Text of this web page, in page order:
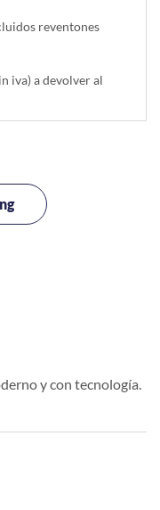
reventones
iva) a devolver al
y con tecnología.